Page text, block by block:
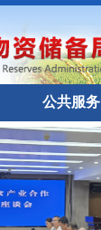
公共服务